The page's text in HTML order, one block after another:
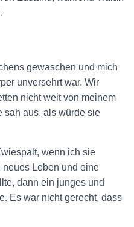
gewaschen und mich
unversehrt war. Wir
nicht weit von meinem
sah aus, als würde sie
wenn ich sie
neues Leben und eine
dann ein junges und
Es war nicht gerecht, dass